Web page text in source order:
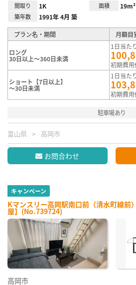
間取り 1K 面積 19m²
築年数 1991年 4月 築
プラン名・期間 月額目
ロング
30日以上～360日未満
1日当た
初期費
ショート【7日以上】
～30日未満
1日当た
初期費
駐車場あり
富山県 高岡市
お問合わせ
キャンペーン
Kマンスリー高岡駅南口前（清水町線前
屋】(No.739724)
高岡市